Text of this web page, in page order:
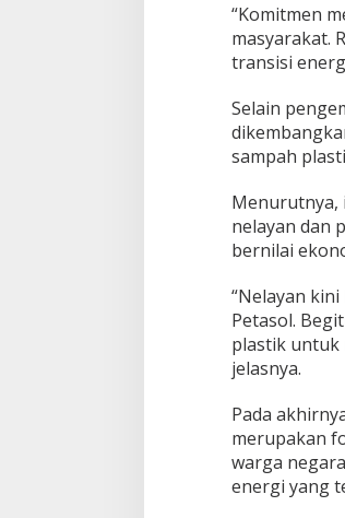
“Komitmen
masyarakat.
transisi
Selain
sampah
Menurutnya,
nelayan dan
bernilai
“Nelayan
Petasol.
plastik untuk
jelasnya.
Pada
merupakan
warga
energi yang